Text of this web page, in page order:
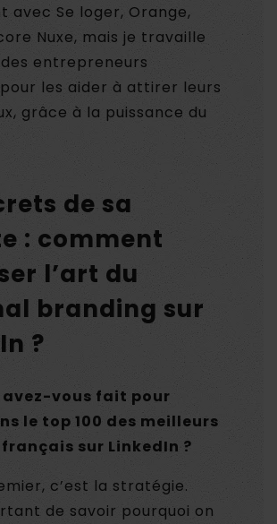
avec Se loger, Orange,
Nuxe, mais je travaille
entrepreneurs
les aider à attirer leurs
grâce à la puissance du
de sa
: comment
l’art du
branding sur
?
avez-vous fait pour
le top 100 des meilleurs
sur LinkedIn ?
c’est la stratégie.
de savoir pourquoi on